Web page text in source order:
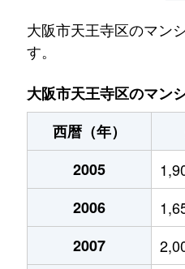
生玉町
2,200万円
生玉町
生玉町
2,500万円
生玉町
1,800万円
生玉町
1,300万円
生玉寺町
3,700万円
生玉寺町
2,000万円
大阪市天王寺区のマン
す。
大阪市天王寺区のマン
西暦（年）
2005
2006
2007